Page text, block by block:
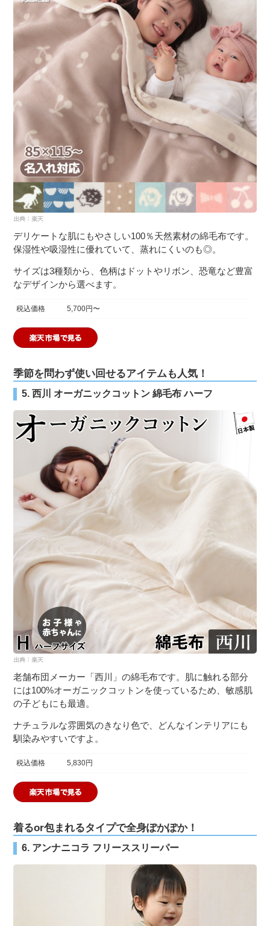
デリケートな肌にもやさしい100％天然素材の綿毛布です。
保湿性や吸湿性に優れていて、蒸れにくいのも◎。
サイズは3種類から、色柄はドットやリボン、恐竜など豊富
なデザインから選べます。
税込価格 5,700円〜
季節を問わず使い回せるアイテムも人気！
5. 西川 オーガニックコットン 綿毛布 ハーフ
老舗布団メーカー「西川」の綿毛布です。肌に触れる部分
には100%オーガニックコットンを使っているため、敏感肌
の子どもにも最適。
ナチュラルな雰囲気のきなり色で、どんなインテリアにも
馴染みやすいですよ。
税込価格 5,830円
着るor包まれるタイプで全身ぽかぽか！
6. アンナニコラ フリーススリーパー